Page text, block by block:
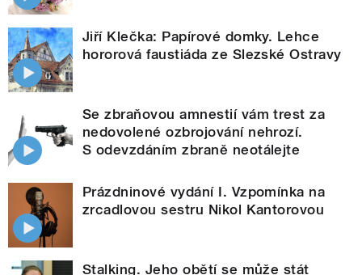
Jiří Klečka: Papírové domky. Lehce
hororová faustiáda ze Slezské Ostravy
Se zbraňovou amnestií vám trest za
nedovolené ozbrojování nehrozí.
S odevzdáním zbraně neotálejte
Prázdninové vydání I. Vzpomínka na
zrcadlovou sestru Nikol Kantorovou
Stalking. Jeho obětí se může stát